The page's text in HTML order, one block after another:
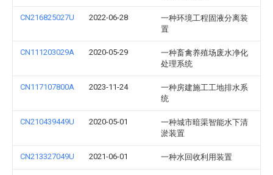
CN216825027U 2022-06-28
一种环境工程固液分离装
置
CN111203029A 2020-05-29
一种畜禽养殖场废水净化
处理系统
CN117107800A 2023-11-24
一种房建施工工地排水系
统
CN210439449U 2020-05-01
一种城市暗渠智能水下清
淤装置
CN213327049U 2021-06-01 一种水回收利用装置